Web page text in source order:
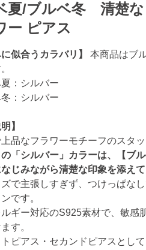
夏/ブルベ冬 清楚な
ー ピアス
に似合うカラバリ】
本商品はブ
：シルバー
：シルバー
】
品なフラワーモチーフのスタッ
「シルバー」カラーは、【ブ
なじみながら清楚な印象を添え
で主張しすぎず、つけっぱな
です。
ギー対応のS925素材で、敏感
す。
ピアス・セカンドピアスとし